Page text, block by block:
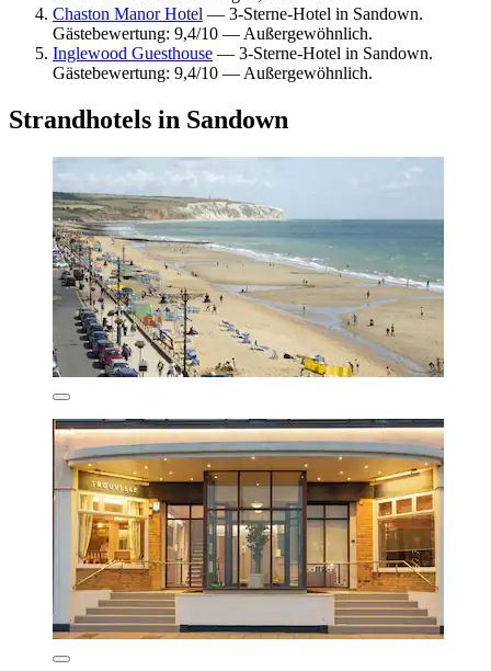
Chaston Manor Hotel — 3-Sterne-Hotel in Sandown.
Gästebewertung: 9,4/10 — Außergewöhnlich.
Inglewood Guesthouse — 3-Sterne-Hotel in Sandown.
Gästebewertung: 9,4/10 — Außergewöhnlich.
Strandhotels in Sandown